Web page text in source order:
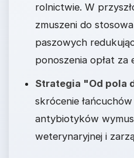
rolnictwie. W
zmuszeni do
paszowych
ponoszenia opłat za
Strategia "Od pola
skrócenie
antybiotyków
weterynaryjnej i